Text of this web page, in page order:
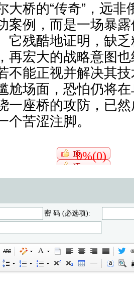
大桥的“传奇”，远非
案例，而是一场暴
它残酷地证明，缺
再宏大的战略意图
不能正视并解决其
尬场面，恐怕仍将
一座桥的攻防，已
个苦涩注脚。
0%(0)
密 码 (必选项):